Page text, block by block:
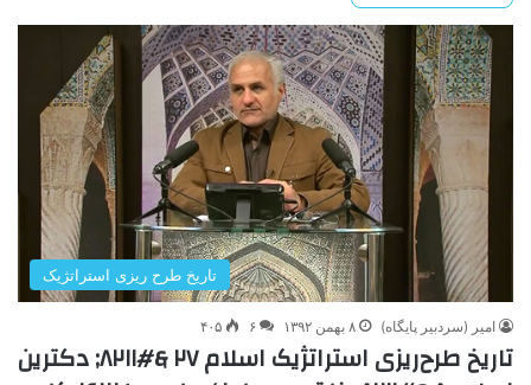
تاریخ طرح ریزی استراتژیک
امیر (سردبیر پایگاه) ۸ بهمن ۱۳۹۲ ۶ ۴۰۵
تاریخ ‌طرح‌ریزی ‌استراتژیک ‌اسلام‌ ۲۷ &#۸۲۱۱; دکترین